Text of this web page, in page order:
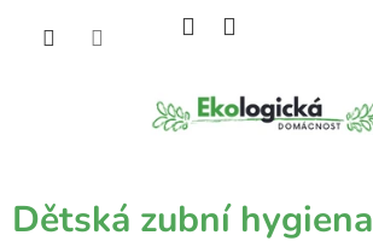
Dětská zubní hygiena